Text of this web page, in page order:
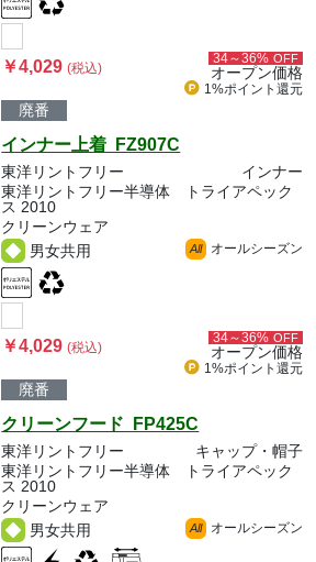
￥4,029(税込)
34～36% OFF
オープン価格
1%ポイント 還元
廃番
インナー上着 FZ907C
東洋リントフリー
インナー
東洋リントフリー半導体 トライアペック
ス 2010
クリーンウェア
男女共用
All オールシーズン
￥4,029(税込)
34～36% OFF
オープン価格
1%ポイント 還元
廃番
クリーンフード FP425C
東洋リントフリー
キャップ・帽子
東洋リントフリー半導体 トライアペック
ス 2010
クリーンウェア
男女共用
All オールシーズン